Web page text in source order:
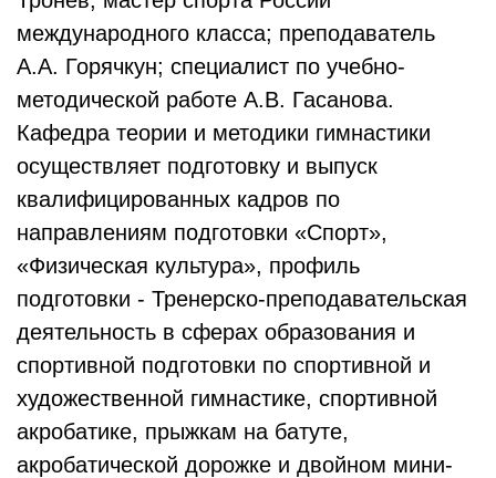
международного класса; преподаватель
А.А. Горячкун; специалист по учебно-
методической работе А.В. Гасанова.
Кафедра теории и методики гимнастики
осуществляет подготовку и выпуск
квалифицированных кадров по
направлениям подготовки «Спорт»,
«Физическая культура», профиль
подготовки - Тренерско-преподавательская
деятельность в сферах образования и
спортивной подготовки по спортивной и
художественной гимнастике, спортивной
акробатике, прыжкам на батуте,
акробатической дорожке и двойном мини-